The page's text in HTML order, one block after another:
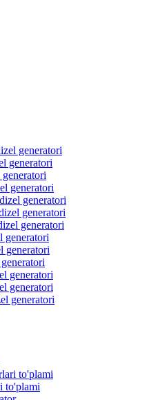
generatori
generatori
generatori
generatori
generatori
generatori
generatori
generatori
generatori
generatori
generatori
to'plami
to'plami